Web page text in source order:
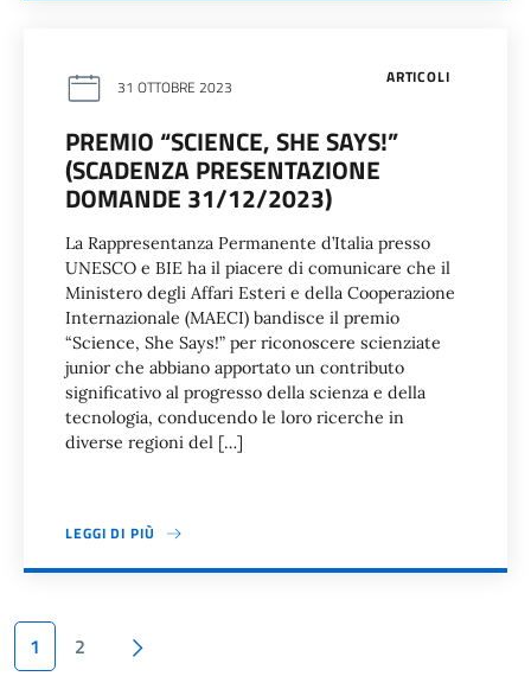
ARTICOLI
31 OTTOBRE 2023
PREMIO “SCIENCE, SHE SAYS!”
(SCADENZA PRESENTAZIONE
DOMANDE 31/12/2023)
La Rappresentanza Permanente d’Italia presso
UNESCO e BIE ha il piacere di comunicare che il
Ministero degli Affari Esteri e della Cooperazione
Internazionale (MAECI) bandisce il premio
“Science, She Says!” per riconoscere scienziate
junior che abbiano apportato un contributo
significativo al progresso della scienza e della
tecnologia, conducendo le loro ricerche in
diverse regioni del […]
LEGGI DI PIÙ
Paginazione
1 2